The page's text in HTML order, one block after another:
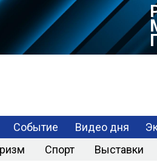
Событие Видео дня
Спорт Выставки